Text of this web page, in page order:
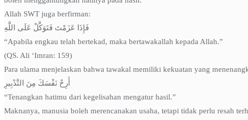
Allah SWT juga berfirman:
فَإِذَا عَزَمْتَ فَتَوَكَّلْ عَلَى اللَّهِ
“Apabila engkau telah bertekad, maka bertawakallah kepada Allah.”
(QS. Ali ‘Imran: 159)
Para ulama menjelaskan bahwa tawakal memiliki kekuatan yang
أَرِحْ نَفْسَكَ مِنَ التَّدْبِيرِ
“Tenangkan hatimu dari kegelisahan mengatur hasil.”
Maknanya, manusia boleh merencanakan usaha, tetapi tidak perlu resah